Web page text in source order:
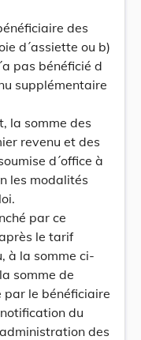
des
d´assiette ou b)
pas bénéficié d
supplémentaire
la somme des
revenu et des
d´office à
les modalités
par ce
le tarif
à la somme ci-
somme de
le bénéficiaire
du
des